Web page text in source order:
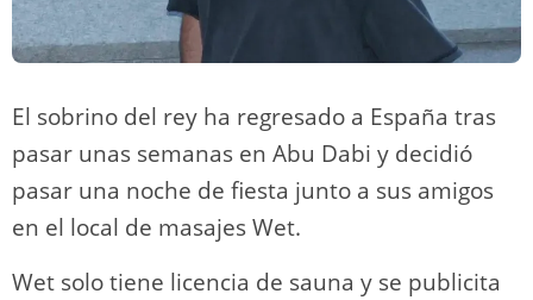
El sobrino del rey ha regresado a España tras
pasar unas semanas en Abu Dabi y decidió
pasar una noche de fiesta junto a sus amigos
en el local de masajes Wet.
Wet solo tiene licencia de sauna y se publicita